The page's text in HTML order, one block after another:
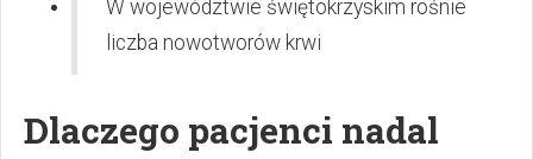
W województwie świętokrzyskim rośnie
liczba nowotworów krwi
Dlaczego pacjenci nadal